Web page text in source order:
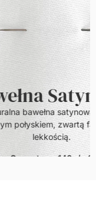
Cechuje się
fakturą oraz
m2